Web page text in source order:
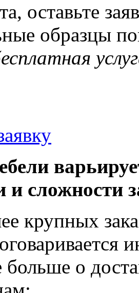
оставьте
образцы
и сложности
крупных
больше о